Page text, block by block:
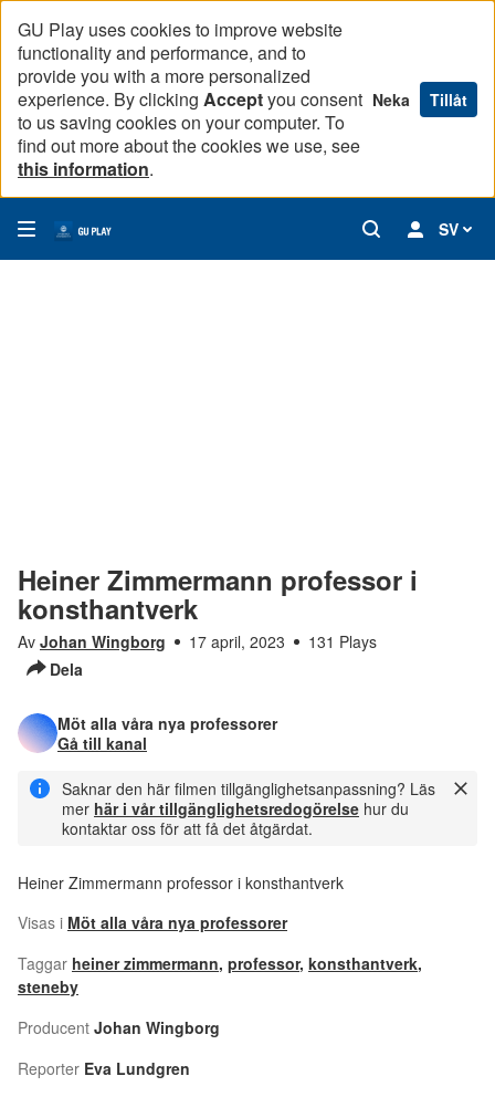
GU Play uses cookies to improve website
functionality and performance, and to
provide you with a more personalized
experience. By clicking Acceptyou consent
to us saving cookies on your computer. To
find out more about the cookies we use, see
this information.
Neka Tillåt
SV
Heiner Zimmermann professor i
konsthantverk
Av Johan Wingborg 17 april, 2023
131 Plays
Dela
Möt alla våra nya professorer
Gå till kanal
Saknar den här filmen tillgänglighetsanpassning? Läs
mer här i vår tillgänglighetsredogörelse hur du
kontaktar oss för att få det åtgärdat.
Heiner Zimmermann professor i konsthantverk
Visas i Möt alla våra nya professorer
Taggar heiner zimmermann, professor, konsthantverk,
steneby
Producent Johan Wingborg
Reporter Eva Lundgren